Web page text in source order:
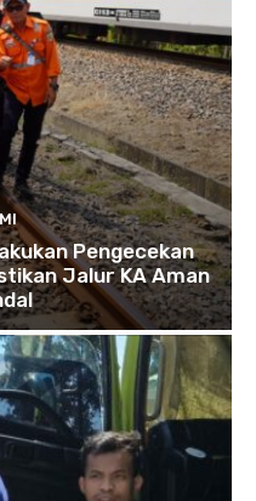
Pengecekan
Jalur KA Aman